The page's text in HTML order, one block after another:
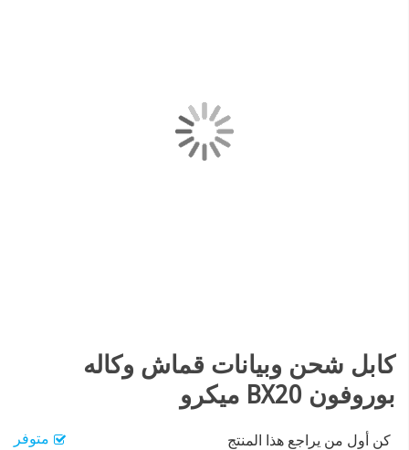
كابل شحن وبيانات قماش وكاله
بوروفون BX20 ميكرو
متوفر كن أول من يراجع هذا المنتج